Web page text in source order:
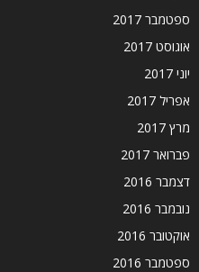
ספטמבר 2017
אוגוסט 2017
יוני 2017
אפריל 2017
מרץ 2017
פברואר 2017
דצמבר 2016
נובמבר 2016
אוקטובר 2016
ספטמבר 2016